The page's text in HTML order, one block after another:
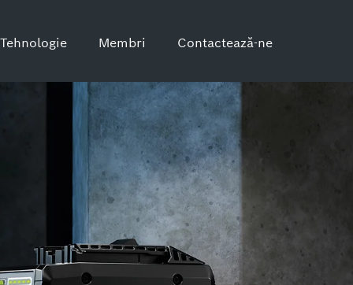
Tehnologie Membri Contactează-ne